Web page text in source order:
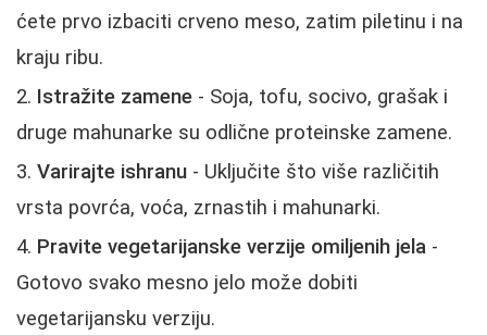
ćete prvo izbaciti crveno meso, zatim piletinu i na
kraju ribu.
Istražite zamene - Soja, tofu, socivo, grašak i
druge mahunarke su odlične proteinske zamene.
Varirajte ishranu - Uključite što više različitih
vrsta povrća, voća, zrnastih i mahunarki.
Pravite vegetarijanske verzije omiljenih jela -
Gotovo svako mesno jelo može dobiti
vegetarijansku verziju.